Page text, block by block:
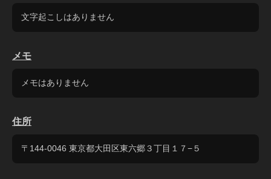
文字起こしはありません
メモ
メモはありません
住所
〒144-0046 東京都大田区東六郷３丁目１７−５